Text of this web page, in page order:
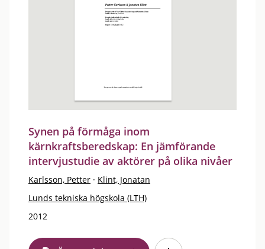
Synen på förmåga inom
kärnkraftsberedskap: En jämförande
intervjustudie av aktörer på olika nivåer
Karlsson, Petter · Klint, Jonatan
Lunds tekniska högskola (LTH)
2012